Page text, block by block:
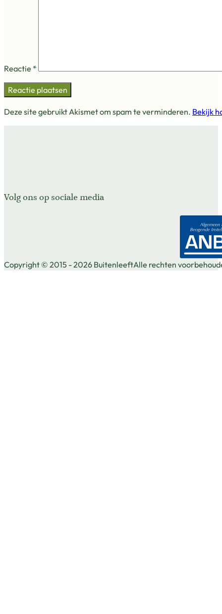
Reactie *
Deze site gebruikt Akismet om spam te verminderen. Bekijk
Volg ons op sociale media
Copyright © 2015 - 2026 BuitenleeftAlle rechten